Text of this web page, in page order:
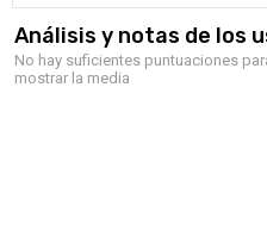
Análisis y notas de los
No hay suficientes puntuaciones
mostrar la media